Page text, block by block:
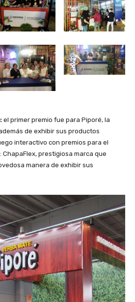
el primer premio fue para Piporé, la
de exhibir sus productos
interactivo con premios para el
ChapaFlex, prestigiosa marca que
manera de exhibir sus